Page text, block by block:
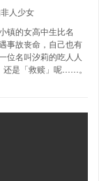
人少女
镇的女高中生比名
事故丧命，自己也有
位名叫汐莉的吃人人
是「救赎」呢……。